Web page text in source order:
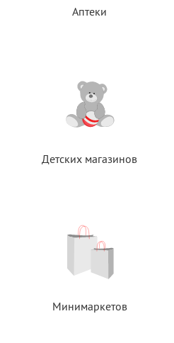
Аптеки
Детских магазинов
Минимаркетов